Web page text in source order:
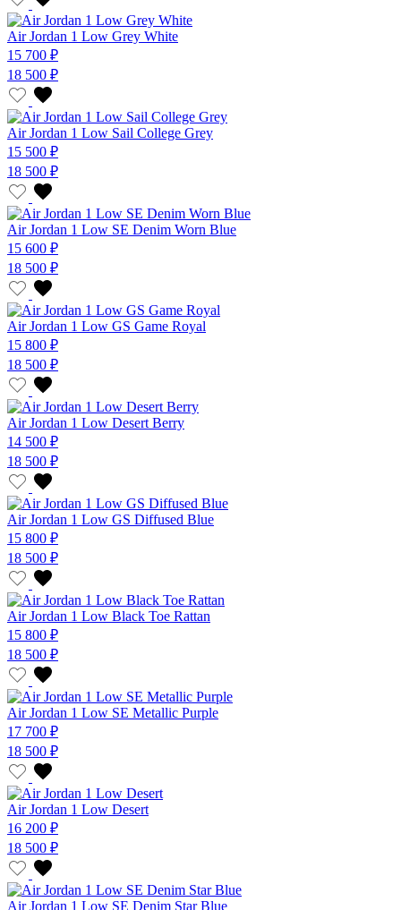
Air Jordan 1 Low Grey White
15 700 ₽
18 500 ₽
Air Jordan 1 Low Sail College Grey
15 500 ₽
18 500 ₽
Air Jordan 1 Low SE Denim Worn Blue
15 600 ₽
18 500 ₽
Air Jordan 1 Low GS Game Royal
15 800 ₽
18 500 ₽
Air Jordan 1 Low Desert Berry
14 500 ₽
18 500 ₽
Air Jordan 1 Low GS Diffused Blue
15 800 ₽
18 500 ₽
Air Jordan 1 Low Black Toe Rattan
15 800 ₽
18 500 ₽
Air Jordan 1 Low SE Metallic Purple
17 700 ₽
18 500 ₽
Air Jordan 1 Low Desert
16 200 ₽
18 500 ₽
Air Jordan 1 Low SE Denim Star Blue